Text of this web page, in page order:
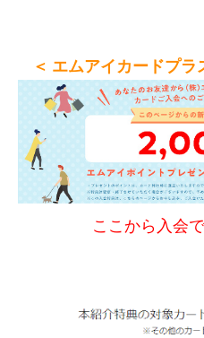
＜ エムアイカードプ
ここから入会